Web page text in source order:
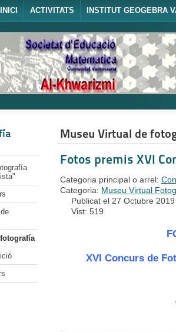
INICI ACTIVITATS INSTITUT GEOGEBRA
Museu Virtual de
Fotos premis XVI
Categoria principal o arrel:
Categoria: Museu Virtual
Publicat el 27 Octubre 2019
Vist: 519
XVI Concurs de